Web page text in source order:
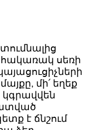
հակառակ սեռի
մի՛ եղեք
է ճնշում